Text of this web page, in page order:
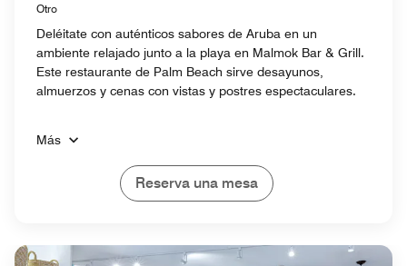
Otro
Deléitate con auténticos sabores de Aruba en un
ambiente relajado junto a la playa en Malmok Bar & Grill.
Este restaurante de Palm Beach sirve desayunos,
almuerzos y cenas con vistas y postres espectaculares.
Más
Reserva una mesa